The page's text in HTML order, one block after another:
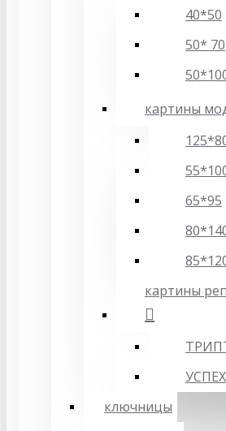
40*50
50* 70
картины
65*95
картины
УСПЕХ
ключницы